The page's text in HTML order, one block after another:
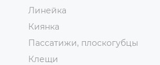
Линейка
Киянка
Пассатижи, плоскогубцы
Клещи